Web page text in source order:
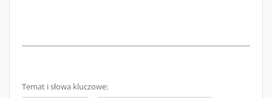
Temat i słowa kluczowe: